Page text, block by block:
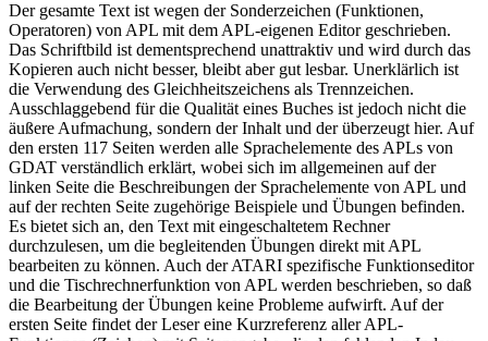
Der gesamte Text ist wegen der Sonderzeichen (Funktionen,
Operatoren) von APL mit dem APL-eigenen Editor geschrieben.
Das Schriftbild ist dementsprechend unattraktiv und wird durch das
Kopieren auch nicht besser, bleibt aber gut lesbar. Unerklärlich ist
die Verwendung des Gleichheitszeichens als Trennzeichen.
Ausschlaggebend für die Qualität eines Buches ist jedoch nicht die
äußere Aufmachung, sondern der Inhalt und der überzeugt hier. Auf
den ersten 117 Seiten werden alle Sprachelemente des APLs von
GDAT verständlich erklärt, wobei sich im allgemeinen auf der
linken Seite die Beschreibungen der Sprachelemente von APL und
auf der rechten Seite zugehörige Beispiele und Übungen befinden.
Es bietet sich an, den Text mit eingeschaltetem Rechner
durchzulesen, um die begleitenden Übungen direkt mit APL
bearbeiten zu können. Auch der ATARI spezifische Funktionseditor
und die Tischrechnerfunktion von APL werden beschrieben, so daß
die Bearbeitung der Übungen keine Probleme aufwirft. Auf der
ersten Seite findet der Leser eine Kurzreferenz aller APL-